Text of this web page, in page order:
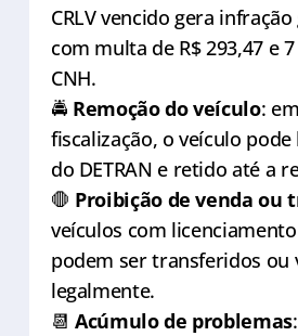
CRLV vencido gera
com multa de R$ 293,47 e
CNH.
🚔 Remoção do veículo:
fiscalização, o veículo
do DETRAN e retido até a
🛑 Proibição de venda ou
veículos com
podem ser transferidos ou
legalmente.
📆Acúmulo de problemas